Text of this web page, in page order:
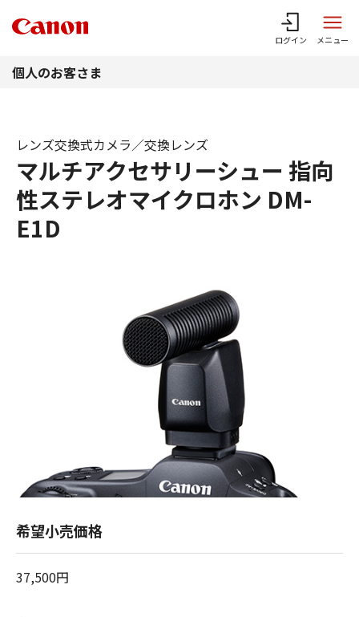
ログイン メニュー
個人のお客さま
マルチアクセサリーシュー 指向
性ステレオマイクロホン DM-
E1D
レンズ交換式カメラ／交換レンズ
希望小売価格
37,500円